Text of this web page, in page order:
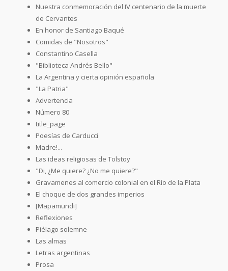
Nuestra conmemoración del IV centenario de la muerte
de Cervantes
En honor de Santiago Baqué
Comidas de "Nosotros"
Constantino Casella
"Biblioteca Andrés Bello"
La Argentina y cierta opinión española
"La Patria"
Advertencia
Número 80
title_page
Poesías de Carducci
Madre!...
Las ideas religiosas de Tolstoy
"Di, ¿Me quiere? ¿No me quiere?"
Gravamenes al comercio colonial en el Río de la Plata
El choque de dos grandes imperios
[Mapamundi]
Reflexiones
Piélago solemne
Las almas
Letras argentinas
Prosa